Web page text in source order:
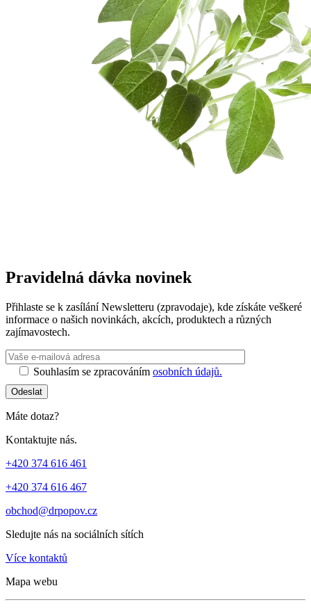
Pravidelná dávka novinek
Přihlaste se k zasílání Newsletteru (zpravodaje), kde získáte veškeré
informace o našich novinkách, akcích, produktech a různých
zajímavostech.
Souhlasím se zpracováním osobních údajů.
Odeslat
Máte dotaz?
Kontaktujte nás.
+420 374 616 461
+420 374 616 467
obchod@drpopov.cz
Sledujte nás na sociálních sítích
Více kontaktů
Mapa webu